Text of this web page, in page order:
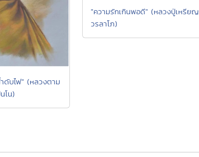
ดับไฟ" (หลวงตาม
โน)
"ความรักเกินพอดี" (หลวงปู่เหรียญ
วรลาโภ)